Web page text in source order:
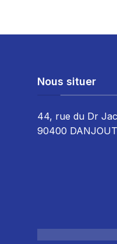
Nous situer
44, rue du Dr
90400